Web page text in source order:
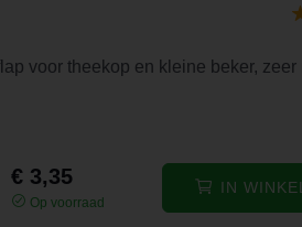
voor theekop en kleine beker,
€ 3,35
Op voorraad
IN